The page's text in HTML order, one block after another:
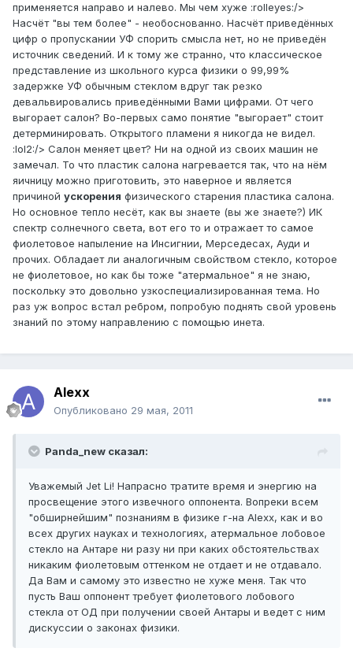
применяется направо и налево. Мы чем хуже :rolleyes:/>
Насчёт "вы тем более" - необоснованно. Насчёт приведённых
цифр о пропускании УФ спорить смысла нет, но не приведён
источник сведений. И к тому же странно, что классическое
представление из школьного курса физики о 99,99%
задержке УФ обычным стеклом вдруг так резко
девальвировались приведёнными Вами цифрами. От чего
выгорает салон? Во-первых само понятие "выгорает" стоит
детерминировать. Открытого пламени я никогда не видел.
:lol2:/> Салон меняет цвет? Ни на одной из своих машин не
замечал. То что пластик салона нагревается так, что на нём
яичницу можно приготовить, это наверное и является
причиной ускорения физического старения пластика салона.
Но основное тепло несёт, как вы знаете (вы же знаете?) ИК
спектр солнечного света, вот его то и отражает то самое
фиолетовое напыление на Инсигнии, Мерседесах, Ауди и
прочих. Обладает ли аналогичным свойством стекло, которое
не фиолетовое, но как бы тоже "атермальное" я не знаю,
поскольку это довольно узкоспециализированная тема. Но
раз уж вопрос встал ребром, попробую поднять свой уровень
знаний по этому направлению с помощью инета.
Alexx
Опубликовано 29 мая, 2011
Panda_new сказал:
Уважемый Jet Li! Напрасно тратите время и энергию на
просвещение этого извечного оппонента. Вопреки всем
"обширнейшим" познаниям в физике г-на Alexx, как и во
всех других науках и технологиях, атермальное лобовое
стекло на Антаре ни разу ни при каких обстоятельствах
никаким фиолетовым оттенком не отдает и не отдавало.
Да Вам и самому это известно не хуже меня. Так что
пусть Ваш оппонент требует фиолетового лобового
стекла от ОД при получении своей Антары и ведет с ним
дискуссии о законах физики.